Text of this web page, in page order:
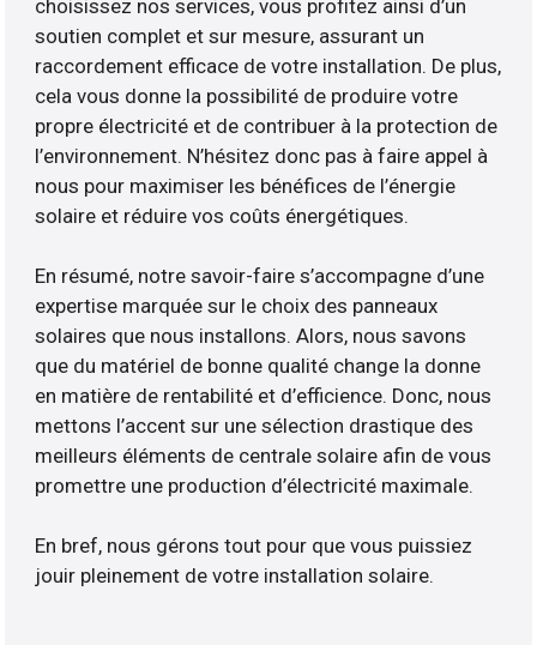
choisissez nos services, vous profitez ainsi d’un
soutien complet et sur mesure, assurant un
raccordement efficace de votre installation. De plus,
cela vous donne la possibilité de produire votre
propre électricité et de contribuer à la protection de
l’environnement. N’hésitez donc pas à faire appel à
nous pour maximiser les bénéfices de l’énergie
solaire et réduire vos coûts énergétiques.
En résumé, notre savoir-faire s’accompagne d’une
expertise marquée sur le choix des panneaux
solaires que nous installons. Alors, nous savons
que du matériel de bonne qualité change la donne
en matière de rentabilité et d’efficience. Donc, nous
mettons l’accent sur une sélection drastique des
meilleurs éléments de centrale solaire afin de vous
promettre une production d’électricité maximale.
En bref, nous gérons tout pour que vous puissiez
jouir pleinement de votre installation solaire.